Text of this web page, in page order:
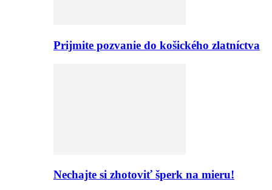
Prijmite pozvanie do košického zlatníctva
Nechajte si zhotoviť šperk na mieru!